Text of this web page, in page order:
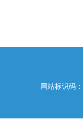
网站标识码